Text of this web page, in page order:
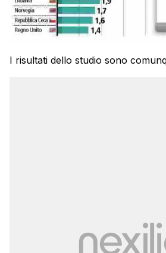
I risultati dello studio sono